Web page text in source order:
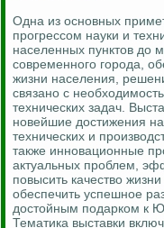
Одна из основных
прогрессом науки и
населенных пунктов до
современного города,
жизни населения,
связано с
технических задач.
новейшие достижения
технических и
также инновационные
актуальных проблем,
повысить качество
обеспечить успешное
достойным подарком к
Тематика выставки